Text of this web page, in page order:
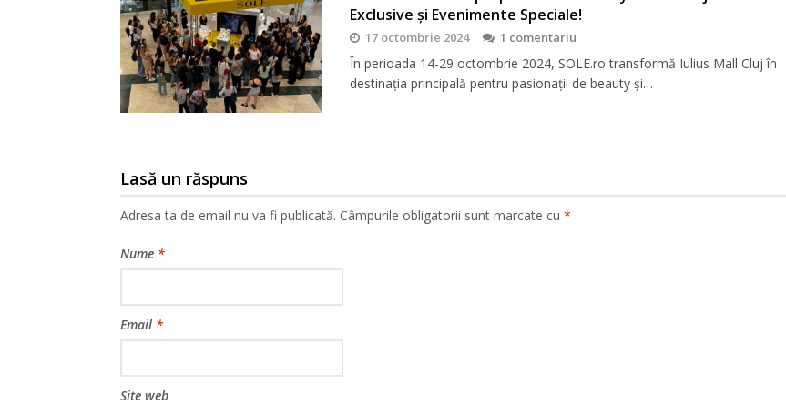
Exclusive și Evenimente Speciale!
17 octombrie 2024 1 comentariu
În perioada 14-29 octombrie 2024, SOLE.ro transformă Iulius Mall Cluj în
destinația principală pentru pasionații de beauty și…
Lasă un răspuns
Adresa ta de email nu va fi publicată. Câmpurile obligatorii sunt marcate cu *
Nume *
Email *
Site web